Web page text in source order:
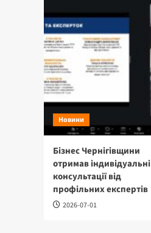
Новини
Бізнес Чернігівщини
отримав індивідуальні
консультації від
профільних експертів
2026-07-01